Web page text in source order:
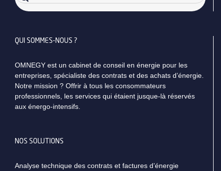
QUI SOMMES-NOUS ?
OMNEGY est un cabinet de conseil en énergie pour les
entreprises, spécialiste des contrats et des achats d’énergie.
Notre mission ? Offrir à tous les consommateurs
professionnels, les services qui étaient jusque-là réservés
aux énergo-intensifs.
NOS SOLUTIONS
Analyse technique des contrats et factures d’énergie